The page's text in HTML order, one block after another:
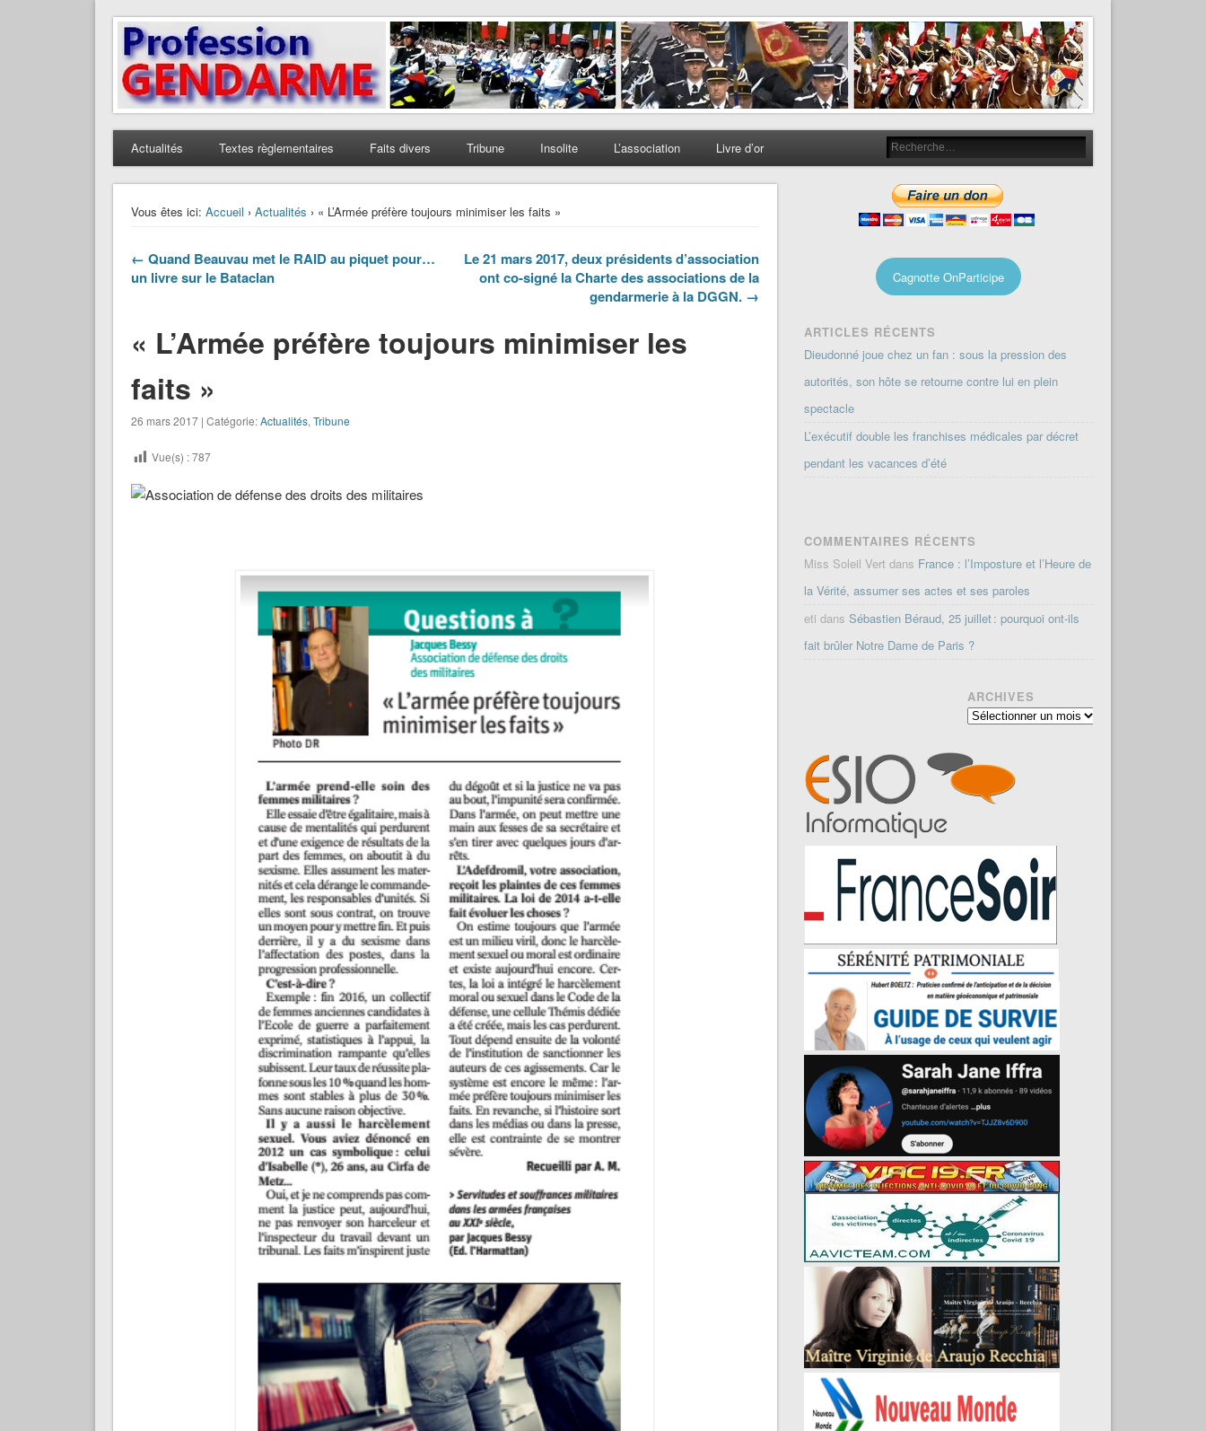
Profession Gendarme
Le journal des gendarmes
Actualités Textes règlementaires Faits divers Tribune Insolite L’association Livre d’or
Vous êtes ici: Accueil › Actualités › « L’Armée préfère toujours minimiser les faits »
← Quand Beauvau met le RAID au piquet pour…
un livre sur le Bataclan
Le 21 mars 2017, deux présidents d’association
ont co-signé la Charte des associations de la
gendarmerie à la DGGN. →
« L’Armée préfère toujours minimiser les
faits »
26 mars 2017 | Catégorie:Actualités, Tribune
Vue(s) :787
Cagnotte OnParticipe
ARTICLES RÉCENTS
Dieudonné joue chez un fan : sous la pression des
autorités, son hôte se retourne contre lui en plein
spectacle
L’exécutif double les franchises médicales par décret
pendant les vacances d’été
COMMENTAIRES RÉCENTS
Miss Soleil Vert dans France : l’Imposture et l’Heure de
la Vérité, assumer ses actes et ses paroles
eti dansSébastien Béraud, 25 juillet : pourquoi ont-ils
fait brûler Notre Dame de Paris ?
ARCHIVES
Archives